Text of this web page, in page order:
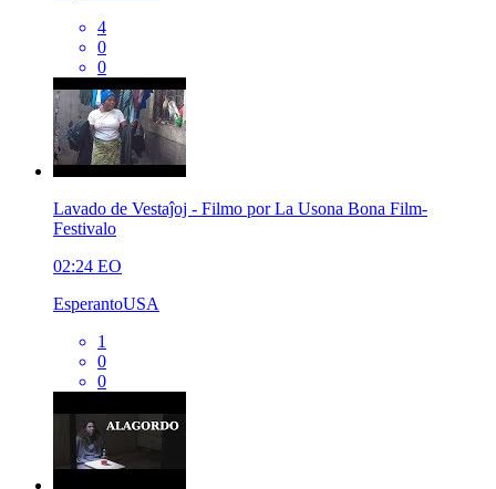
4
0
0
Lavado de Vestaĵoj - Filmo por La Usona Bona Film-
Festivalo
02:24 EO
EsperantoUSA
1
0
0